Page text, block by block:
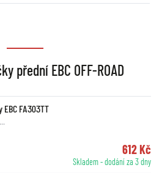
přední EBC OFF-ROAD
FA303TT
612 Kč
Skladem - dodání za 3 dny